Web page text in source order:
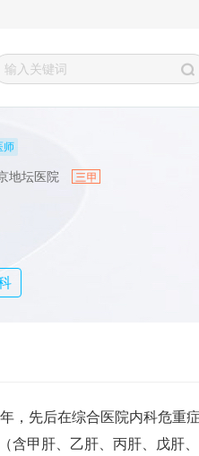
师
地坛医院
，先后在综合医院内科危
含甲肝、乙肝、丙肝、戊肝